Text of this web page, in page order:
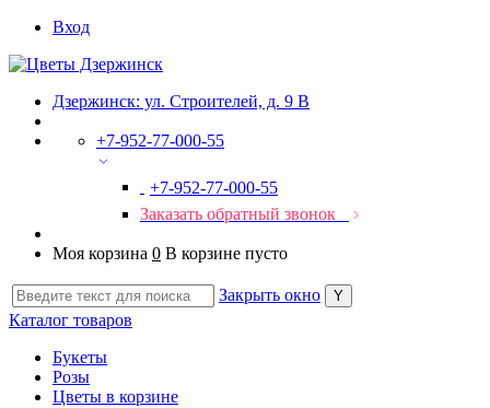
Вход
Дзержинск: ул. Строителей, д. 9 В
+7-952-77-000-55
+7-952-77-000-55
Заказать обратный звонок
Моя корзина 0 В корзине пусто
Закрыть окно
Каталог товаров
Букеты
Розы
Цветы в корзине